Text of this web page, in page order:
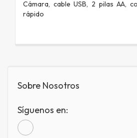
Cámara, cable USB, 2 pilas AA,
rápido
Sobre Nosotros
Síguenos en: